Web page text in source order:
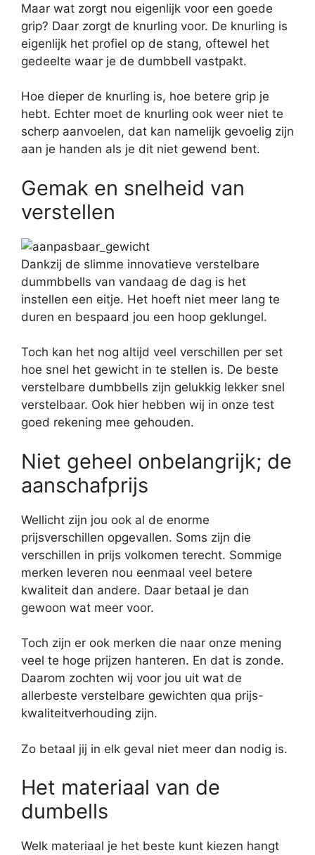
Maar wat zorgt nou eigenlijk voor een goede
grip? Daar zorgt de knurling voor. De knurling is
eigenlijk het profiel op de stang, oftewel het
gedeelte waar je de dumbbell vastpakt.
Hoe dieper de knurling is, hoe betere grip je
hebt. Echter moet de knurling ook weer niet te
scherp aanvoelen, dat kan namelijk gevoelig zijn
aan je handen als je dit niet gewend bent.
Gemak en snelheid van
verstellen
Dankzij de slimme innovatieve verstelbare
dummbbells van vandaag de dag is het
instellen een eitje. Het hoeft niet meer lang te
duren en bespaard jou een hoop geklungel.
Toch kan het nog altijd veel verschillen per set
hoe snel het gewicht in te stellen is. De beste
verstelbare dumbbells zijn gelukkig lekker snel
verstelbaar. Ook hier hebben wij in onze test
goed rekening mee gehouden.
Niet geheel onbelangrijk; de
aanschafprijs
Wellicht zijn jou ook al de enorme
prijsverschillen opgevallen. Soms zijn die
verschillen in prijs volkomen terecht. Sommige
merken leveren nou eenmaal veel betere
kwaliteit dan andere. Daar betaal je dan
gewoon wat meer voor.
Toch zijn er ook merken die naar onze mening
veel te hoge prijzen hanteren. En dat is zonde.
Daarom zochten wij voor jou uit wat de
allerbeste verstelbare gewichten qua prijs-
kwaliteitverhouding zijn.
Zo betaal jij in elk geval niet meer dan nodig is.
Het materiaal van de
dumbells
Welk materiaal je het beste kunt kiezen hangt